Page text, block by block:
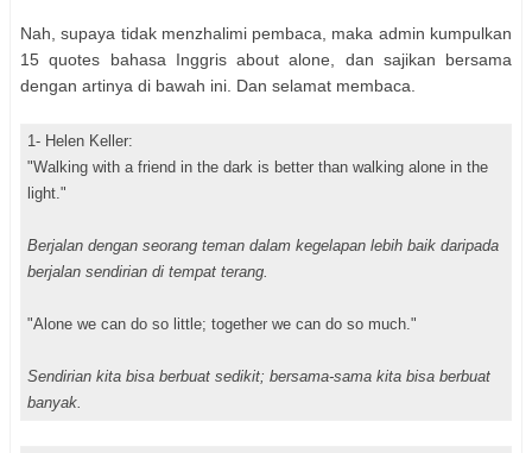
Nah, supaya tidak menzhalimi pembaca, maka admin kumpulkan
15 quotes bahasa Inggris about alone, dan sajikan bersama
dengan artinya di bawah ini. Dan selamat membaca.
1- Helen Keller:
"Walking with a friend in the dark is better than walking alone in the
light."
Berjalan dengan seorang teman dalam kegelapan lebih baik daripada
berjalan sendirian di tempat terang.
"Alone we can do so little; together we can do so much."
Sendirian kita bisa berbuat sedikit; bersama-sama kita bisa berbuat
banyak.